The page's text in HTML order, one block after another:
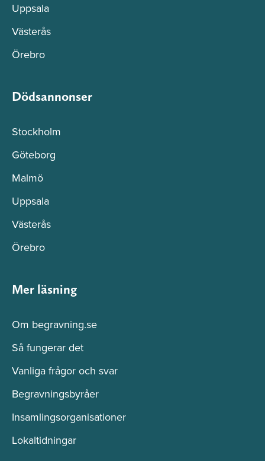
Uppsala
Västerås
Örebro
Dödsannonser
Stockholm
Göteborg
Malmö
Uppsala
Västerås
Örebro
Mer läsning
Om begravning.se
Så fungerar det
Vanliga frågor och svar
Begravningsbyråer
Insamlingsorganisationer
Lokaltidningar